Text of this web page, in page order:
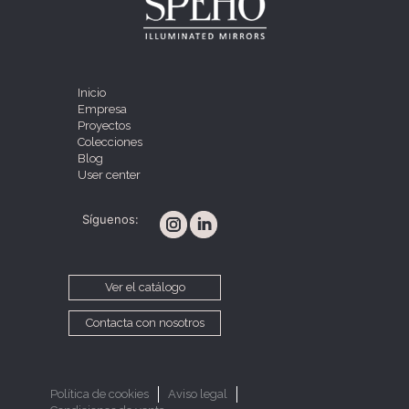
Inicio
Empresa
Proyectos
Colecciones
Blog
User center
Síguenos:
Ver el catálogo
Contacta con nosotros
Política de cookies
Aviso legal